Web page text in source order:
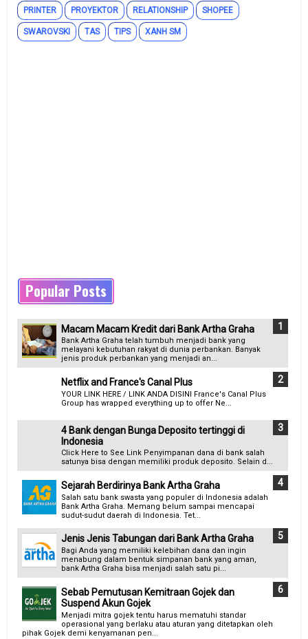
PRINTER PROYEKTOR RELATIONSHIP SHOPEE
SWAROVSKI TAS TIPS XANH SM
Popular Posts
Macam Macam Kredit dari Bank Artha Graha
Bank Artha Graha telah tumbuh menjadi bank yang
melayani kebutuhan rakyat di dunia perbankan. Banyak
jenis produk perbankan yang menjadi an...
Netflix and France's Canal Plus
YOUR LINK HERE / LINK ANDA DISINI France's Canal Plus
Group has wrapped everything up to offer Ne...
4 Bank dengan Bunga Deposito tertinggi di
Indonesia
Click Here to See Link Penyimpanan dana di bank salah
satunya bisa dengan memiliki produk deposito. Selain d...
Sejarah Berdirinya Bank Artha Graha
Salah satu bank swasta yang populer di Indonesia adalah
Bank Artha Graha. Memang belum sampai mencapai
sudut-sudut daerah di Indonesia. Tet...
Jenis Jenis Tabungan dari Bank Artha Graha
Bagi Anda yang memiliki kelebihan dana dan ingin
menabung dalam bentuk simpanan bank yang aman,
bank Artha Graha bisa menjadi salah satu pi...
Sebab Pemutusan Kemitraan Gojek dan
Suspend Akun Gojek
Menjadi mitra gojek tentu harus mematuhi standar
operasional yang berlaku atau aturan yang ditetapkan oleh
pihak Gojek demi kenyamanan pen...